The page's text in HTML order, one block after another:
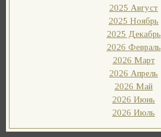
2025 Август
2025 Ноябрь
2025 Декабрь
2026 Февраль
2026 Март
2026 Апрель
2026 Май
2026 Июнь
2026 Июль